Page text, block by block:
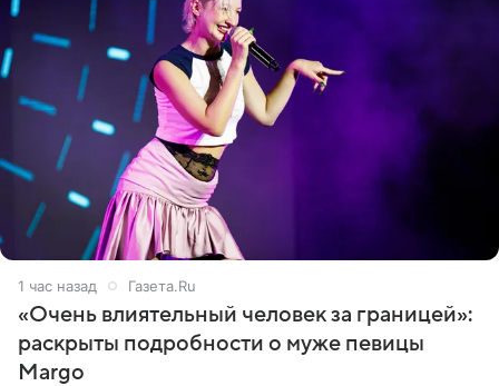
1 час назад Газета.Ru
«Очень влиятельный человек за границей»:
раскрыты подробности о муже певицы
Margo